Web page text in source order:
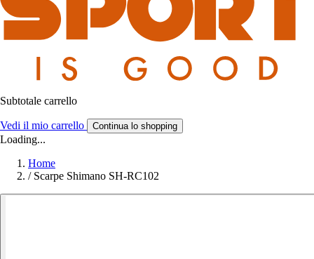
Subtotale carrello
Vedi il mio carrello Continua lo shopping
Loading...
Home
/ Scarpe Shimano SH-RC102